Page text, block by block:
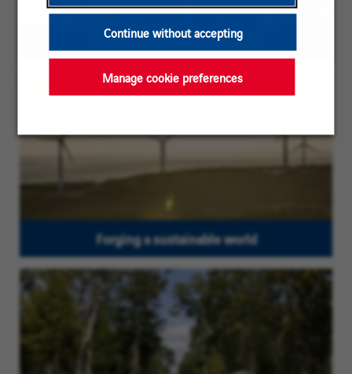
Continue without accepting
Manage cookie preferences
Being a responsible employer
Forging a sustainable world